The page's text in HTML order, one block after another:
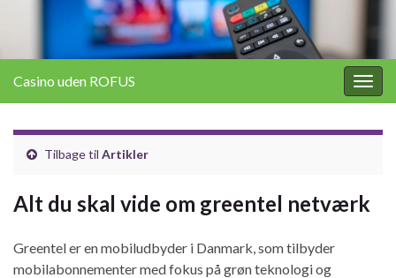
Casino uden ROFUS
Tilbage til Artikler
Alt du skal vide om greentel netværk
Greentel er en mobiludbyder i Danmark, som tilbyder
mobilabonnementer med fokus på grøn teknologi og